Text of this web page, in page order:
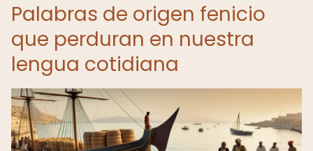
Palabras de origen fenicio
que perduran en nuestra
lengua cotidiana